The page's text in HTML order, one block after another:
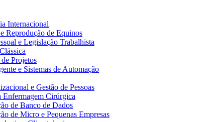
Internacional
Reprodução de Equinos
e Legislação Trabalhista
Projetos
e Sistemas de Automação
e Gestão de Pessoas
Enfermagem Cirúrgica
de Banco de Dados
de Micro e Pequenas Empresas